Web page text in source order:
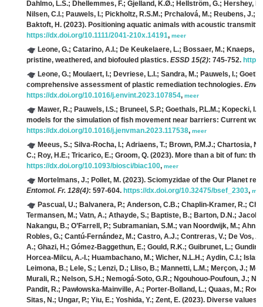
Dahlmo, L.S.; Dhellemmes, F.; Gjelland, K.Ø.; Hellström, G.; Hershey,
Nilsen, C.I.; Pauwels, I.; Pickholtz, R.S.M.; Prchalová, M.; Reubens, J.;
Baktoft, H. (2023). Positioning aquatic animals with acoustic
https://dx.doi.org/10.1111/2041-210x.14191, meer
Leone, G.; Catarino, A.I.; De Keukelaere, L.; Bossaer, M.; Knaeps,
pristine, weathered, and biofouled plastics. ESSD 15(2): 745-752.
Leone, G.; Moulaert, I.; Devriese, L.I.; Sandra, M.; Pauwels, I.;
comprehensive assessment of plastic remediation technologies.
https://dx.doi.org/10.1016/j.envint.2023.107854, meer
Mawer, R.; Pauwels, I.S.; Bruneel, S.P.; Goethals, P.L.M.; Kopecki,
models for the simulation of fish movement near barriers: Current
https://dx.doi.org/10.1016/j.jenvman.2023.117538, meer
Meeus, S.; Silva-Rocha, I.; Adriaens, T.; Brown, P.M.J.; Chartosia,
C.; Roy, H.E.; Tricarico, E.; Groom, Q. (2023). More than a bit of fun:
https://dx.doi.org/10.1093/biosci/biac100, meer
Mortelmans, J.; Pollet, M. (2023). Sciomyzidae of the Our Planet
Entomol. Fr. 128(4): 597-604. https://dx.doi.org/10.32475/bsef_2303,
Pascual, U.; Balvanera, P.; Anderson, C.B.; Chaplin-Kramer, R.;
Termansen, M.; Vatn, A.; Athayde, S.; Baptiste, B.; Barton, D.N.;
Nakangu, B.; O’Farrell, P.; Subramanian, S.M.; van Noordwijk, M.;
Robles, G.; Cantú-Fernández, M.; Castro, A.J.; Contreras, V.; De Vos,
A.; Ghazi, H.; Gómez-Baggethun, E.; Gould, R.K.; Guibrunet, L.;
Horcea-Milcu, A.-I.; Huambachano, M.; Wicher, N.L.H.; Aydin, C.I.;
Leimona, B.; Lele, S.; Lenzi, D.; Lliso, B.; Mannetti, L.M.; Merçon, J.;
Murali, R.; Nelson, S.H.; Nemogá-Soto, G.R.; Ngouhouo-Poufoun, J.;
Pandit, R.; Pawłowska-Mainville, A.; Porter-Bolland, L.; Quaas, M.;
Sitas, N.; Ungar, P.; Yiu, E.; Yoshida, Y.; Zent, E. (2023). Diverse values